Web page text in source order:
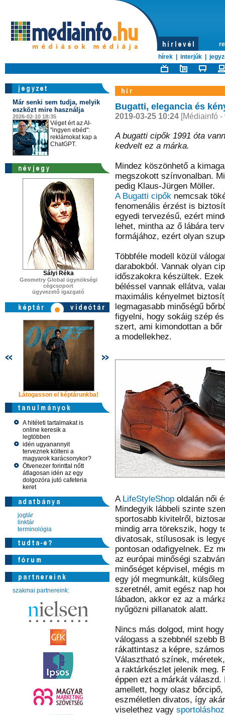
hírek
interjúk
Már senki sem tudja, melyik
eszközt mire használja
2026-02-10 18:35
Véget ért az AI-
"ingyen ebéd":
reklámokat kap a
ChatGPT.
Sályi Réka
Geometry Global ügynökségi
cégcsoport
ügyvezető igazgató
Látogasson el képtárunkba! Látogasson el képtárunkba! Látogasson
A hitéleti tartalmakat is
online keresik a
legtöbben
idén ugyanannyit
terveznek költeni a
magyarok karácsonykor?
Ötvenezer forinttal nőtt
átlagosan idén az egy
dolgozóra jutó cafeteria
keret
jogtár
linktár
terminológia
szakmai partnereink:
Bugatti, elegancia és
2019-03-25 10:24[Médiainfó -
A bugatti cipők 1991 óta
kedvelt ez a márka.
Mindez köszönhető a
megszokott színvonalban.
pedig Klaus-Jürgen Möller.
A Bugatti cipőknemcsak
fenomenális érzést is
egyedi tervezésű, ezért
lehet, mintha az ő lábára
formájához, ezért olyan
Többféle modell közül
darabokból. Vannak olyan
időszakokra készültek.
béléssel vannak ellátva,
maximális kényelmet
legmagasabb minőségű
figyelni, hogy sokáig szép
szert, ami kimondottan a
a modellekhez.
A LifeStyleShopoldalán női
Mindegyik lábbeli szinte
sportosabb kivitelről,
mindig arra törekszik, hogy
divatosak, stílusosak is
pontosan odafigyelnek. Ez
az európai minőségi
minőséget képvisel, mégis
egy jól megmunkált,
szeretnél, amit egész nap
lábadon, akkor ez az a
nyűgözni pillanatok alatt.
Nincs más dolgod, mint
válogass a szebbnél szebb
rákattintasz a képre,
Választható színek,
a raktárkészlet jelenik meg.
éppen ezt a márkát
amellett, hogy olasz
eszméletlen divatos, így
viselethez vagy